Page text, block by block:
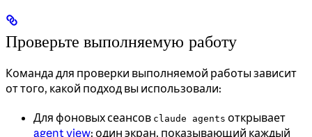
Проверьте выполняемую работу
Команда для проверки выполняемой работы зависит
от того, какой подход вы использовали:
Для фоновых сеансов claude agents открывает
agent view: один экран, показывающий каждый